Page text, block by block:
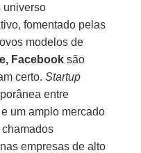
universo
fomentado pelas
modelos de
Facebook são
certo.Startup
entre
um amplo mercado
empresas de alto